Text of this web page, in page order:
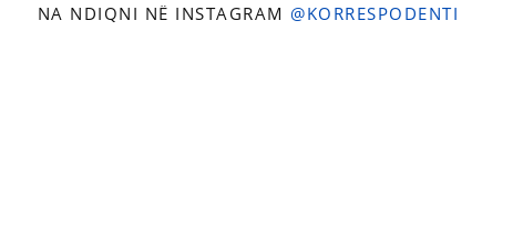
NA NDIQNI NË INSTAGRAM @KORRESPODENTI